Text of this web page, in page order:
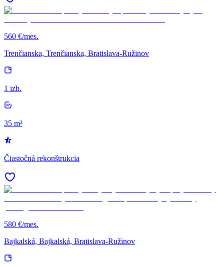
560 €/mes.
Trenčianska, Trenčianska, Bratislava-Ružinov
1 izb.
35 m²
Čiastočná rekonštrukcia
580 €/mes.
Bajkalská, Bajkalská, Bratislava-Ružinov